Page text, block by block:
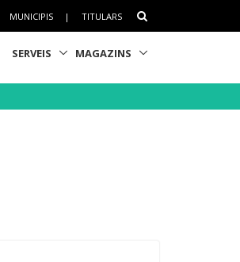
MUNICIPIS | TITULARS
SERVEIS MAGAZINS